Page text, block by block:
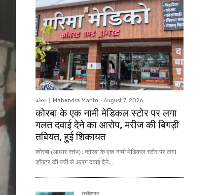
कोरबा Mahendra Mahto - August 7, 2026
कोरबा के एक नामी मेडिकल स्टोर पर लगा
गलत दवाई देने का आरोप, मरीज की बिगड़ी
तबियत, हुई शिकायत
कोरबा (आधार स्तंभ) : कोरबा के एक नामी मेडिकल स्टोर पर लगा
डॉक्टर की पर्ची से अलग दवाई देने...